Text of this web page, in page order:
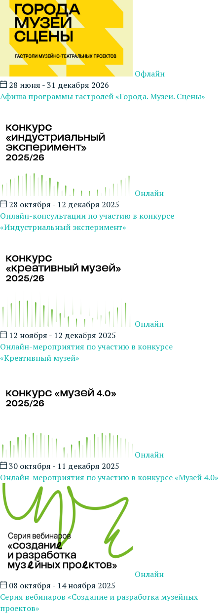
Офлайн
28 июня - 31 декабря 2026
Афиша программы гастролей «Города. Музеи. Сцены»
Онлайн
28 октября - 12 декабря 2025
Онлайн-консультации по участию в конкурсе
«Индустриальный эксперимент»
Онлайн
12 ноября - 12 декабря 2025
Онлайн-мероприятия по участию в конкурсе
«Креативный музей»
Онлайн
30 октября - 11 декабря 2025
Онлайн-мероприятия по участию в конкурсе «Музей 4.0»
Онлайн
08 октября - 14 ноября 2025
Серия вебинаров «Создание и разработка музейных
проектов»